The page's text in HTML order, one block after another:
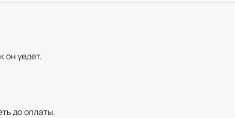
он уедет.
до оплаты.